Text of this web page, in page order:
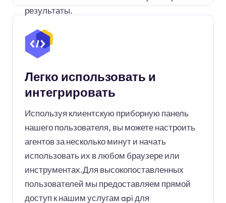
результаты.
Легко использовать и
интегрировать
Используя клиентскую приборную панель
нашего пользователя, вы можете настроить
агентов за несколько минут и начать
использовать их в любом браузере или
инструментах.Для высокопоставленных
пользователей мы предоставляем прямой
доступ к нашим услугам api для